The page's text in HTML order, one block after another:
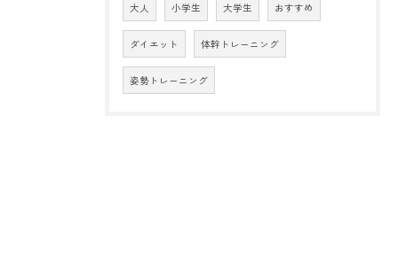
大人 小学生 大学生 おすすめ
ダイエット 体幹トレーニング
姿勢トレーニング